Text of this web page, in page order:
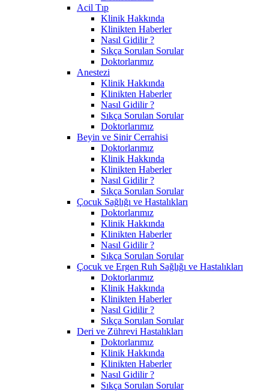
Acil Tıp
Klinik Hakkında
Klinikten Haberler
Nasıl Gidilir ?
Sıkça Sorulan Sorular
Doktorlarımız
Anestezi
Klinik Hakkında
Klinikten Haberler
Nasıl Gidilir ?
Sıkça Sorulan Sorular
Doktorlarımız
Beyin ve Sinir Cerrahisi
Doktorlarımız
Klinik Hakkında
Klinikten Haberler
Nasıl Gidilir ?
Sıkça Sorulan Sorular
Çocuk Sağlığı ve Hastalıkları
Doktorlarımız
Klinik Hakkında
Klinikten Haberler
Nasıl Gidilir ?
Sıkça Sorulan Sorular
Çocuk ve Ergen Ruh Sağlığı ve Hastalıkları
Doktorlarımız
Klinik Hakkında
Klinikten Haberler
Nasıl Gidilir ?
Sıkça Sorulan Sorular
Deri ve Zührevi Hastalıkları
Doktorlarımız
Klinik Hakkında
Klinikten Haberler
Nasıl Gidilir ?
Sıkça Sorulan Sorular